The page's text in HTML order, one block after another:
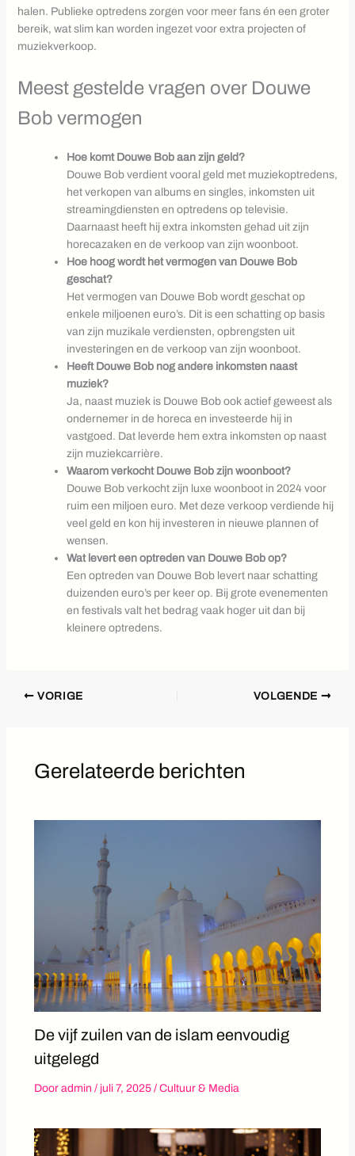
halen. Publieke optredens zorgen voor meer fans én een groter
bereik, wat slim kan worden ingezet voor extra projecten of
muziekverkoop.
Meest gestelde vragen over Douwe
Bob vermogen
Hoe komt Douwe Bob aan zijn geld?
Douwe Bob verdient vooral geld met muziekoptredens,
het verkopen van albums en singles, inkomsten uit
streamingdiensten en optredens op televisie.
Daarnaast heeft hij extra inkomsten gehad uit zijn
horecazaken en de verkoop van zijn woonboot.
Hoe hoog wordt het vermogen van Douwe Bob
geschat?
Het vermogen van Douwe Bob wordt geschat op
enkele miljoenen euro’s. Dit is een schatting op basis
van zijn muzikale verdiensten, opbrengsten uit
investeringen en de verkoop van zijn woonboot.
Heeft Douwe Bob nog andere inkomsten naast
muziek?
Ja, naast muziek is Douwe Bob ook actief geweest als
ondernemer in de horeca en investeerde hij in
vastgoed. Dat leverde hem extra inkomsten op naast
zijn muziekcarrière.
Waarom verkocht Douwe Bob zijn woonboot?
Douwe Bob verkocht zijn luxe woonboot in 2024 voor
ruim een miljoen euro. Met deze verkoop verdiende hij
veel geld en kon hij investeren in nieuwe plannen of
wensen.
Wat levert een optreden van Douwe Bob op?
Een optreden van Douwe Bob levert naar schatting
duizenden euro’s per keer op. Bij grote evenementen
en festivals valt het bedrag vaak hoger uit dan bij
kleinere optredens.
VORIGE VOLGENDE
Gerelateerde berichten
De vijf zuilen van de islam eenvoudig
uitgelegd
Door admin / juli 7, 2025 / Cultuur & Media